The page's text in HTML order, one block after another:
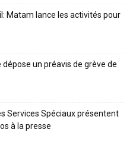
Matam lance les activités pour
dépose un préavis de grève de
Services Spéciaux présentent
à la presse